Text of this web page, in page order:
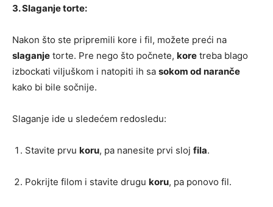
3. Slaganje torte:
Nakon što ste pripremili kore i fil, možete preći na
slaganje torte. Pre nego što počnete, kore treba blago
izbockati viljuškom i natopiti ih sa sokom od naranče
kako bi bile sočnije.
Slaganje ide u sledećem redosledu:
Stavite prvu koru, pa nanesite prvi sloj fila.
Pokrijte filom i stavite drugu koru, pa ponovo fil.